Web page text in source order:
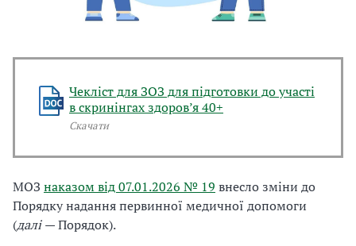
Чекліст для ЗОЗ для підготовки до участі
в скринінгах здоров’я 40+
Скачати
МОЗ наказом від 07.01.2026 № 19 внесло зміни до
Порядку надання первинної медичної допомоги
(далі— Порядок).